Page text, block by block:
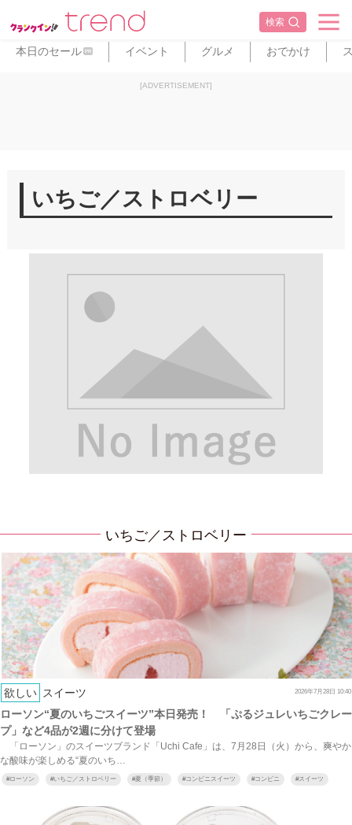
検索
本日のセール PR イベント グルメ おでかけ
[ADVERTISEMENT]
いちご／ストロベリー
いちご／ストロベリー
欲しい スイーツ 2026年7月28日 10:40
ローソン“夏のいちごスイーツ”本日発売！ 「ぷるジュレいちごクレー
プ」など4品が2週に分けて登場
「ローソン」のスイーツブランド「Uchi Cafe」は、7月28日（火）から、爽やか
な酸味が楽しめる“夏のいち…
#ローソン #いちご／ストロベリー #夏（季節） #コンビニスイーツ #コンビニ #スイーツ